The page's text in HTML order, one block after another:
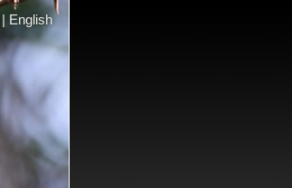
|English